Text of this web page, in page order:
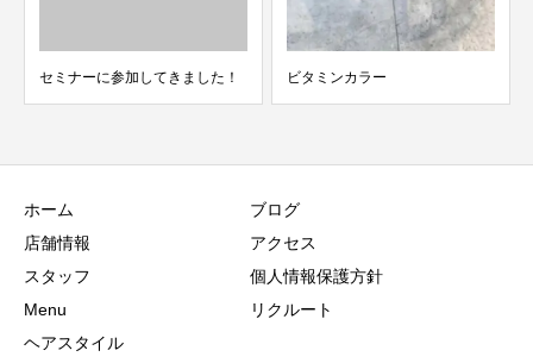
ビタミンカラー
大人の黒髪ショートヘアところ
どころにポイントパーマ...
ホーム
店舗情報
スタッフ
Menu
ヘアスタイル
ブログ
アクセス
個人情報保護方針
リクルート